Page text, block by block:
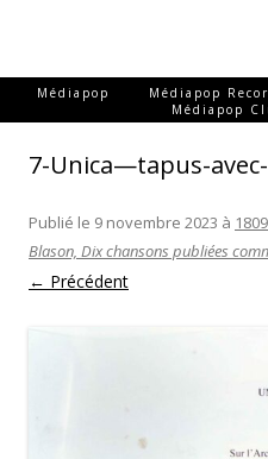
Médiapop Médiapop
Médiapop
7-Unica—tapus-
Publié le 9 novembre 2023 à
Blason, Dix chansons publiées
← Précédent